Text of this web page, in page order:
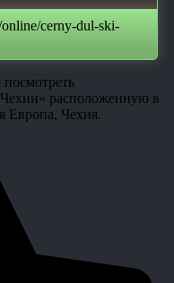
cerny-dul-ski-
расположенную в
Европа, Чехия.